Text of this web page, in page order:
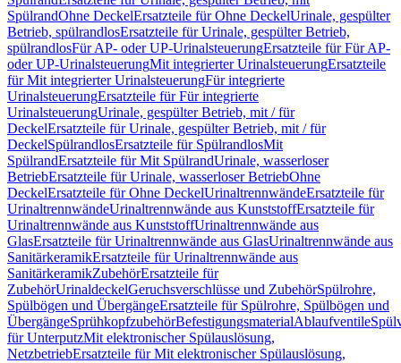
SpülrandOhne DeckelErsatzteile für Ohne DeckelUrinale, gespülter
Betrieb, spülrandlosErsatzteile für Urinale, gespülter Betrieb,
spülrandlosFür AP- oder UP-UrinalsteuerungErsatzteile für Für AP-
oder UP-UrinalsteuerungMit integrierter UrinalsteuerungErsatzteile
für Mit integrierter UrinalsteuerungFür integrierte
UrinalsteuerungErsatzteile für Für integrierte
UrinalsteuerungUrinale, gespülter Betrieb, mit / für
DeckelErsatzteile für Urinale, gespülter Betrieb, mit / für
DeckelSpülrandlosErsatzteile für SpülrandlosMit
SpülrandErsatzteile für Mit SpülrandUrinale, wasserloser
BetriebErsatzteile für Urinale, wasserloser BetriebOhne
DeckelErsatzteile für Ohne DeckelUrinaltrennwändeErsatzteile für
UrinaltrennwändeUrinaltrennwände aus KunststoffErsatzteile für
Urinaltrennwände aus KunststoffUrinaltrennwände aus
GlasErsatzteile für Urinaltrennwände aus GlasUrinaltrennwände aus
SanitärkeramikErsatzteile für Urinaltrennwände aus
SanitärkeramikZubehörErsatzteile für
ZubehörUrinaldeckelGeruchsverschlüsse und ZubehörSpülrohre,
Spülbögen und ÜbergängeErsatzteile für Spülrohre, Spülbögen und
ÜbergängeSprühkopfzubehörBefestigungsmaterialAblaufventile
für UnterputzMit elektronischer Spülauslösung,
NetzbetriebErsatzteile für Mit elektronischer Spülauslösung,